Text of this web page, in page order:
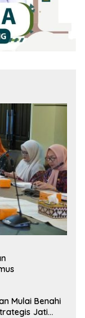
Mulai Benahi
Jati